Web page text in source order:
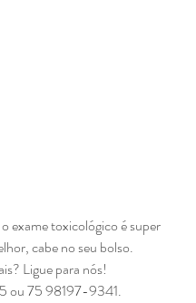
exame toxicológico é super
cabe no seu bolso.
Ligue para nós!
ou 75 98197-9341.